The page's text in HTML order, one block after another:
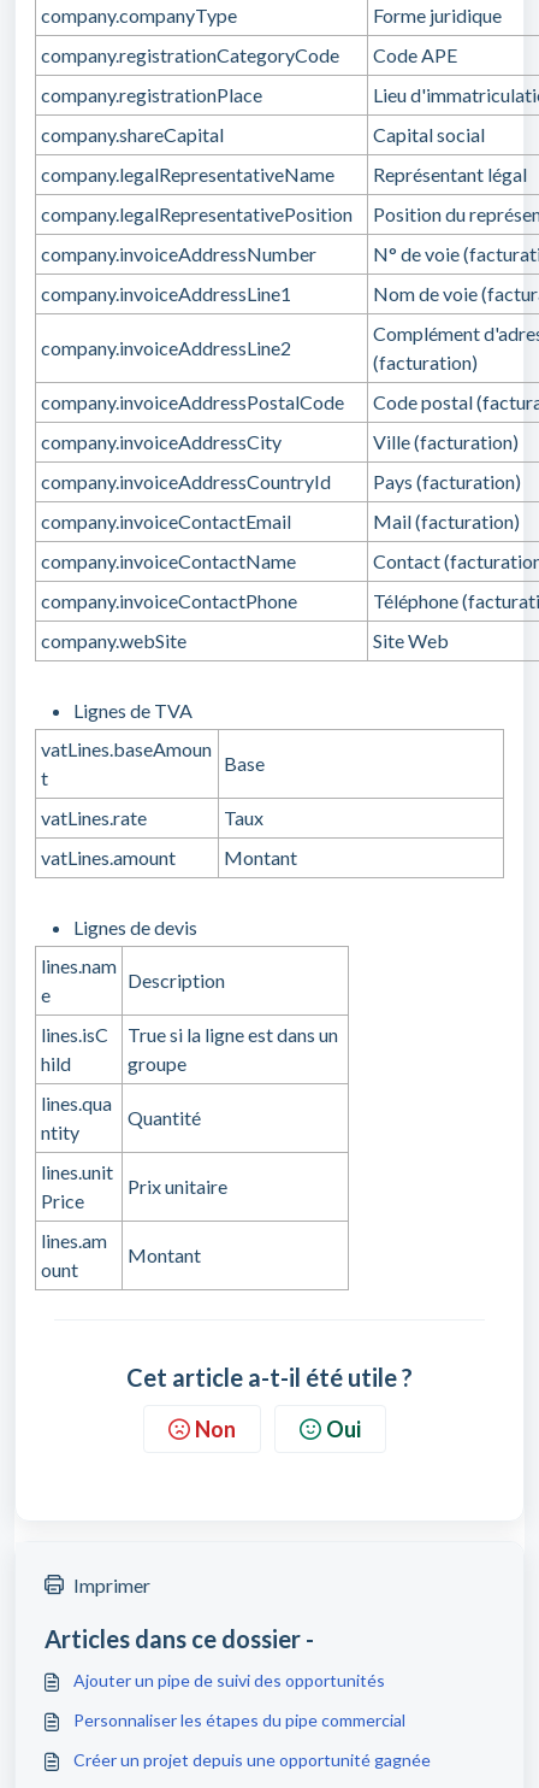
company.companyType
Forme juridique
company.registrationCategoryCode
Code APE
company.registrationPlace
Lieu
company.shareCapital
Capital social
company.legalRepresentativeName
Représentant légal
company.legalRepresentativePosition
Position du
company.invoiceAddressNumber
N° de voie
company.invoiceAddressLine1
Nom de voie
company.invoiceAddressLine2
Complément
(facturation)
company.invoiceAddressPostalCode
Code postal
company.invoiceAddressCity
Ville (facturation)
company.invoiceAddressCountryId
Pays (facturation)
company.invoiceContactEmail
Mail (facturation)
company.invoiceContactName
Contact
company.invoiceContactPhone
Téléphone
company.webSite
Site Web
Lignes de TVA
vatLines.baseAmoun
t
Base
vatLines.rate
Taux
vatLines.amount
Montant
Lignes de devis
lines.nam
e
Description
lines.isC
hild
True si la ligne est dans un
groupe
lines.qua
ntity
Quantité
lines.unit
Price
Prix unitaire
lines.am
ount
Montant
Cet article a-t-il été utile ?
Non Oui
Imprimer
Articles dans ce dossier -
Ajouter un pipe de suivi des opportunités
Personnaliser les étapes du pipe commercial
Créer un projet depuis une opportunité gagnée